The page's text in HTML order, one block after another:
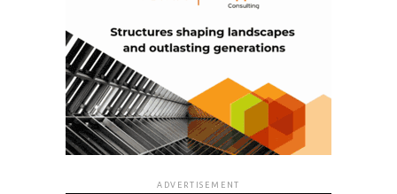
ADVERTISEMENT